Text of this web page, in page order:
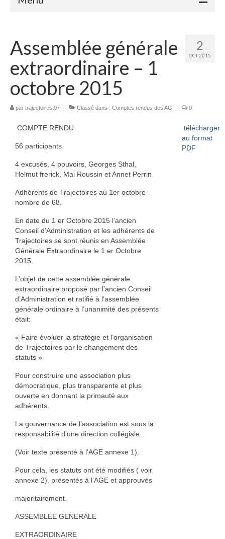
Adhérents
Céramique
Atelier de la Volane
Elisabeth Bourget
Miryan Hernandez
Maaike Klein
Gwladys Lopez
Annie Mayan
Annie Hostein Mortier
Quas’art ceramic
Danièle Raya-Moreno
Anne-Lise Roussy
Arts plastiques
Lise Van Baaren
Stéphanie van Poppel
Georges et Monique Stahl
Catherine Gey
Maleaume Hirsch
Eduard Juanola
2
OCT 2015
Assemblée générale
extraordinaire – 1
octobre 2015
par trajectoires.07 | Classé dans : Comptes rendus des AG | 0
COMPTE RENDU
56 participants
4 excusés, 4 pouvoirs, Georges Sthal,
Helmut frerick, Mai Roussin et Annet Perrin
Adhérents de Trajectoires au 1er octobre
nombre de 68.
En date du 1 er Octobre 2015 l’ancien
Conseil d’Administration et les adhérents de
Trajectoires se sont réunis en Assemblée
Générale Extraordinaire le 1 er Octobre
2015.
L’objet de cette assemblée générale
extraordinaire proposé par l’ancien Conseil
d’Administration et ratifié à l’assemblée
générale ordinaire à l’unanimité des présents
était:
« Faire évoluer la stratégie et l’organisation
de Trajectoires par le changement des
statuts »
Pour construire une association plus
démocratique, plus transparente et plus
ouverte en donnant la primauté aux
adhérents.
La gouvernance de l’association est sous la
responsabilité d’une direction collégiale.
(Voir texte présenté à l’AGE annexe 1).
Pour cela, les statuts ont été modifiés ( voir
annexe 2), présentés à l’AGE et approuvés
majoritairement.
ASSEMBLEE GENERALE
EXTRAORDINAIRE
télécharger
au format
PDF